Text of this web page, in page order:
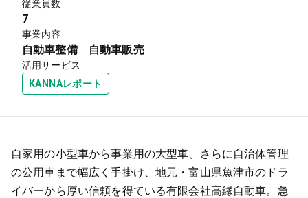
従業員数
7
事業内容
自動車整備 自動車販売
活用サービス
KANNAレポート
自家用の小型車から事業用の大型車、さらに自治体管理
の公用車まで幅広く手掛け、地元・富山県魚津市のドラ
イバーから厚い信頼を得ている有限会社高縁自動車。急